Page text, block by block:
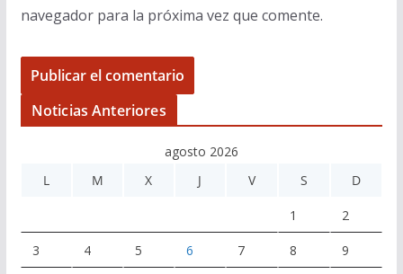
navegador para la próxima vez que comente.
Noticias Anteriores
agosto 2026
L
M X J V S D
1 2
3 4 5 6 7 8 9